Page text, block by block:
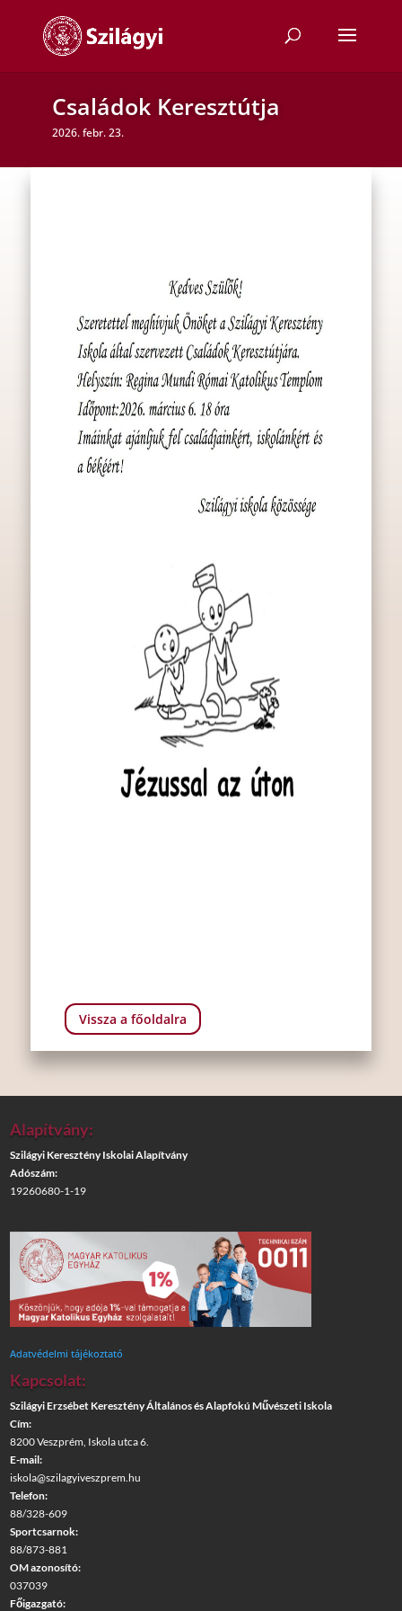
Családok Keresztútja
2026. febr. 23.
Vissza a főoldalra
Alapítvány:
Szilágyi Keresztény Iskolai Alapítvány
Adószám:
19260680-1-19
Adatvédelmi tájékoztató
Kapcsolat:
Szilágyi Erzsébet Keresztény Általános és Alapfokú Művészeti Iskola
Cím:
8200 Veszprém, Iskola utca 6.
E-mail:
iskola@szilagyiveszprem.hu
Telefon:
88/328-609
Sportcsarnok:
88/873-881
OM azonosító:
037039
Főigazgató: